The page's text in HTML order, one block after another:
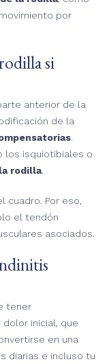
por
si
anterior de la
de la
.
los isquiotibiales o
rodilla.
cuadro. Por eso,
el tendón
asociados.
tener
dolor inicial, que
en una
diarias e incluso tu